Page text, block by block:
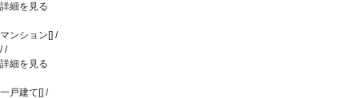
詳細を見る
マンション [] /
//
詳細を見る
一戸建て [] /